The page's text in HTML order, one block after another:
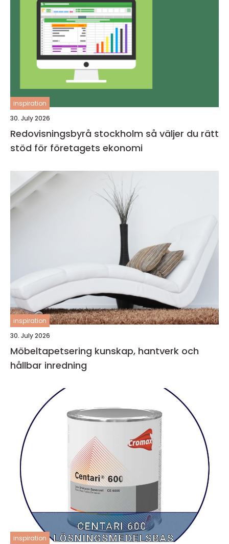
inspiration
30. July 2026
Redovisningsbyrå stockholm så väljer du rätt
stöd för företagets ekonomi
inspiration
30. July 2026
Möbeltapetsering kunskap, hantverk och
hållbar inredning
inspiration